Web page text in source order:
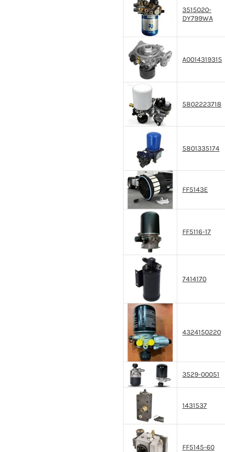
3515020-
DY799WA
A0014319315
5802223718
5801335174
FF5143E
FF5116-17
7414170
4324150220
3529-00051
1431537
FF5145-60